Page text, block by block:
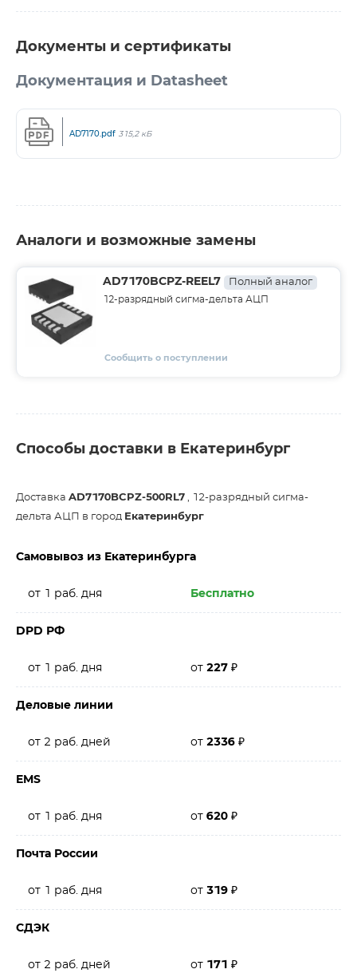
Документы и сертификаты
Документация и Datasheet
AD7170.pdf 315,2 кБ
Аналоги и возможные замены
AD7170BCPZ-REEL7 Полный аналог
12-разрядный сигма-дельта АЦП
Сообщить о поступлении
Способы доставки в Екатеринбург
Доставка AD7170BCPZ-500RL7 , 12-разрядный сигма-
дельта АЦП в город Екатеринбург
Самовывоз из Екатеринбурга
от 1 раб. дня Бесплатно
DPD РФ
от 1 раб. дня от 227 ₽
Деловые линии
от 2 раб. дней от 2336 ₽
EMS
от 1 раб. дня от 620 ₽
Почта России
от 1 раб. дня от 319 ₽
СДЭК
от 2 раб. дней от 171 ₽